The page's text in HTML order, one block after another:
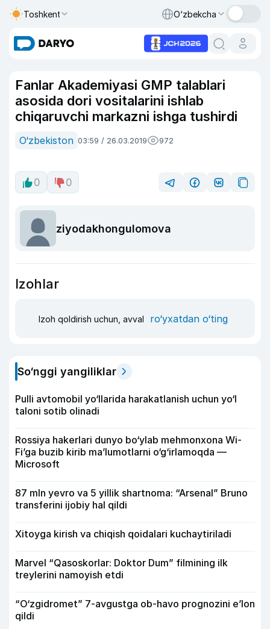
Toshkent O‘zbekcha
Fanlar Akademiyasi GMP talablari
asosida dori vositalarini ishlab
chiqaruvchi markazni ishga tushirdi
O‘zbekiston 03:59 / 26.03.2019 972
0 0
ziyodakhongulomova
Izohlar
Izoh qoldirish uchun, avval ro‘yxatdan o‘ting
So‘nggi yangiliklar
Pulli avtomobil yo‘llarida harakatlanish uchun yo‘l
taloni sotib olinadi
Rossiya hakerlari dunyo bo‘ylab mehmonxona Wi-
Fi’ga buzib kirib ma’lumotlarni o‘g‘irlamoqda —
Microsoft
87 mln yevro va 5 yillik shartnoma: “Arsenal” Bruno
transferini ijobiy hal qildi
Xitoyga kirish va chiqish qoidalari kuchaytiriladi
Marvel “Qasoskorlar: Doktor Dum” filmining ilk
treylerini namoyish etdi
“O‘zgidromet” 7-avgustga ob-havo prognozini e’lon
qildi